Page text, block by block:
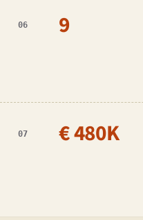
06 9
07 € 480K